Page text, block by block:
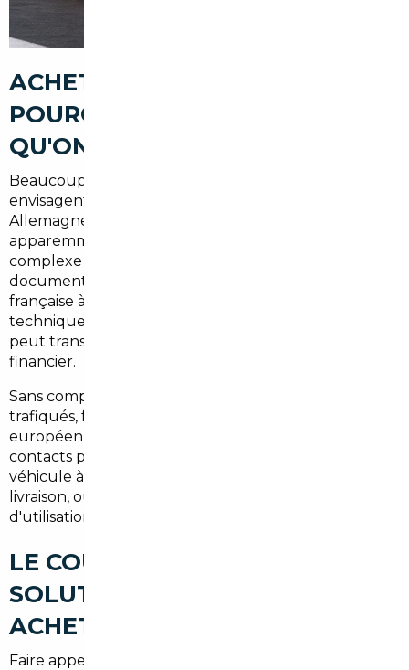
ACHETER SEUL UNE VOITURE :
POURQUOI C'EST PLUS RISQUÉ
QU'ON NE LE CROIT
Beaucoup de résidents de Brunstatt-Didenheim
envisagent d'acheter leur prochain véhicule en
Allemagne ou en Suisse, attirés par des prix
apparemment attractifs. Mais la réalité est plus
complexe :
documents en langue étrangère, homologation
française à prévoir, TVA à régulariser, contrôle
technique spécifique… Chaque étape mal maîtrisée
peut transformer une bonne affaire en cauchemar
financier.
Sans compter les arnaques sur les kilométrages
trafiqués, fréquentes sur certaines plateformes
européennes. Un acheteur isolé n'a ni les outils ni les
contacts pour vérifier sérieusement l'historique d'un
véhicule à distance. Résultat : des surprises à la
livraison, ou pire, après quelques semaines
d'utilisation.
LE COURTIER AUTOMOBILE : LA
SOLUTION PENSÉE POUR LES
ACHETEURS DU HAUT-RHIN
Faire appel à un